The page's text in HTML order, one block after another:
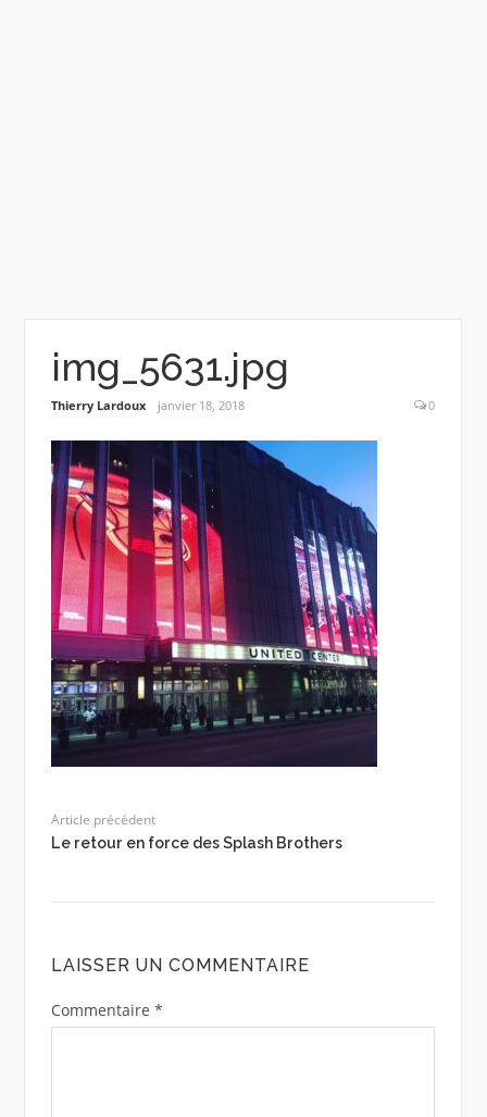
img_5631.jpg
Thierry Lardoux janvier 18, 2018 0
Article précédent
Le retour en force des Splash Brothers
LAISSER UN COMMENTAIRE
Commentaire *